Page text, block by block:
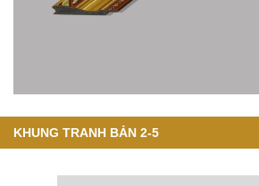
KHUNG TRANH BẢN 2-5